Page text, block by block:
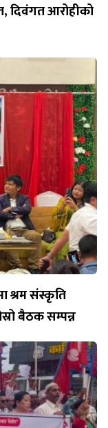
दिवंगत आरोहीको
श्रम संस्कृति
बैठक सम्पन्न